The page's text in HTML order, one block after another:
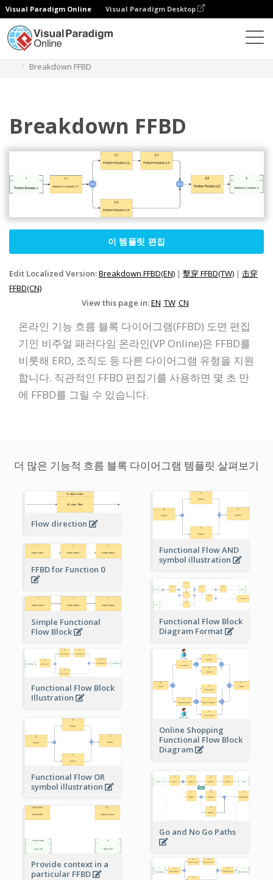
Visual Paradigm Online Visual Paradigm Desktop
Breakdown FFBD
Breakdown FFBD
이 템플릿 편집
Edit Localized Version:Breakdown FFBD(EN) | 擊穿 FFBD(TW) | 击穿
FFBD(CN)
View this page in:EN TW CN
온라인 기능 흐름 블록 다이어그램(FFBD) 도면 편집
기인 비주얼 패러다임 온라인(VP Online)은 FFBD를
비롯해 ERD, 조직도 등 다른 다이어그램 유형을 지원
합니다. 직관적인 FFBD 편집기를 사용하면 몇 초 만
에 FFBD를 그릴 수 있습니다.
더 많은 기능적 흐름 블록 다이어그램 템플릿 살펴보기
Flow direction
Functional Flow AND
symbol illustration
FFBD for Function 0
Functional Flow Block
Diagram Format
Simple Functional
Flow Block
Functional Flow Block
Illustration
Online Shopping
Functional Flow Block
Diagram
Functional Flow OR
symbol illustration
Go and No Go Paths
Provide context in a
particular FFBD